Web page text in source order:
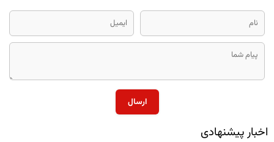
ارسال
اخبار پیشنهادی